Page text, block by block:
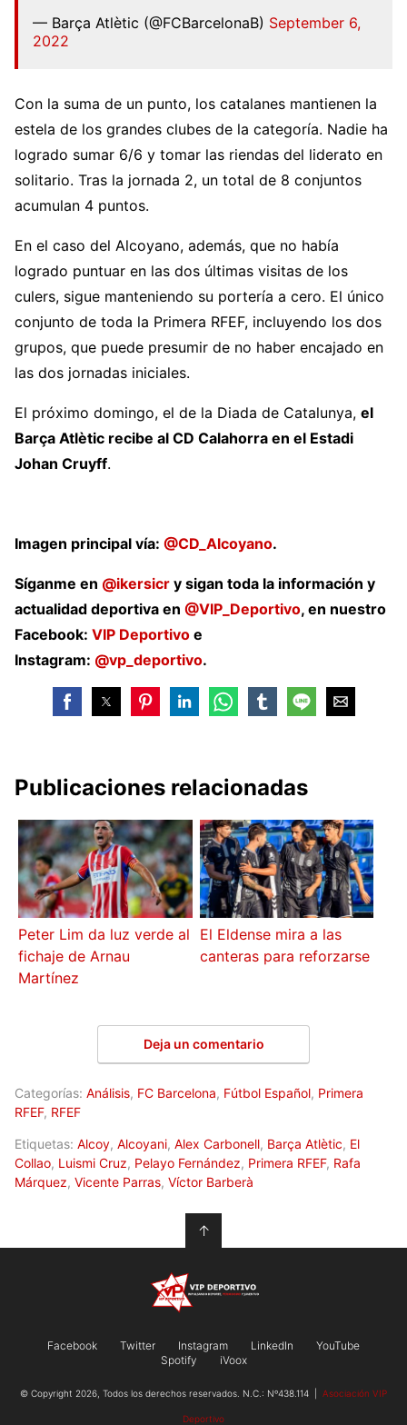
— Barça Atlètic (@FCBarcelonaB) September 6,
2022
Con la suma de un punto, los catalanes mantienen la
estela de los grandes clubes de la categoría. Nadie ha
logrado sumar 6/6 y tomar las riendas del liderato en
solitario. Tras la jornada 2, un total de 8 conjuntos
acumulan 4 puntos.
En el caso del Alcoyano, además, que no había
logrado puntuar en las dos últimas visitas de los
culers, sigue manteniendo su portería a cero. El único
conjunto de toda la Primera RFEF, incluyendo los dos
grupos, que puede presumir de no haber encajado en
las dos jornadas iniciales.
El próximo domingo, el de la Diada de Catalunya, el
Barça Atlètic recibe al CD Calahorra en el Estadi
Johan Cruyff.
Imagen principal vía: @CD_Alcoyano.
Síganme en @ikersicr y sigan toda la información y
actualidad deportiva en @VIP_Deportivo, en nuestro
Facebook: VIP Deportivo e
Instagram: @vp_deportivo.
Publicaciones relacionadas
Peter Lim da luz verde al
fichaje de Arnau
Martínez
El Eldense mira a las
canteras para reforzarse
Deja un comentario
Categorías: Análisis, FC Barcelona, Fútbol Español, Primera
RFEF, RFEF
Etiquetas: Alcoy, Alcoyani, Alex Carbonell, Barça Atlètic, El
Collao, Luismi Cruz, Pelayo Fernández, Primera RFEF, Rafa
Márquez, Vicente Parras, Víctor Barberà
↑
Facebook Twitter Instagram LinkedIn
YouTube
Spotify
iVoox
© Copyright 2026, Todos los derechos reservados. N.C.: Nº438.114 | Asociación VIP
Deportivo